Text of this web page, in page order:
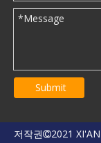
Submit
저작권2021